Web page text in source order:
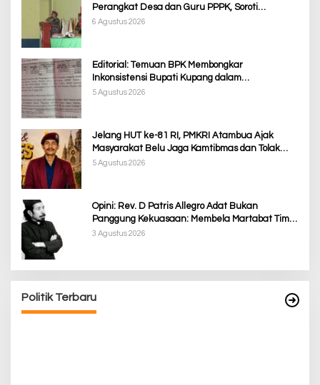
Perangkat Desa dan Guru PPPK, Soroti
Ketimpangan Penanganan Pemkab TTS
6 Agustus 2026
Editorial: Temuan BPK Membongkar
Inkonsistensi Bupati Kupang dalam
Menjalankan Regulasi
5 Agustus 2026
Jelang HUT ke-81 RI, PMKRI Atambua Ajak
Masyarakat Belu Jaga Kamtibmas dan Tolak
Provokasi
5 Agustus 2026
Opini: Rev. D Patris Allegro Adat Bukan
Panggung Kekuasaan: Membela Martabat Timor
dari Politik Simbolik
3 Agustus 2026
Politik Terbaru
Terima Bantuan Sembako dari Yayasan YNS
Di Berita, Berita Daerah, Ekonomi, Lainnya, Politik